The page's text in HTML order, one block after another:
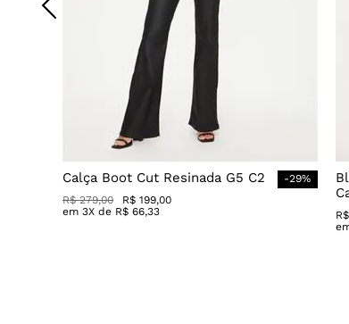
Calça Boot Cut Resinada G5 C2 -29%
R$ 279,00 R$ 199,00
em3X de R$ 66,33 R$